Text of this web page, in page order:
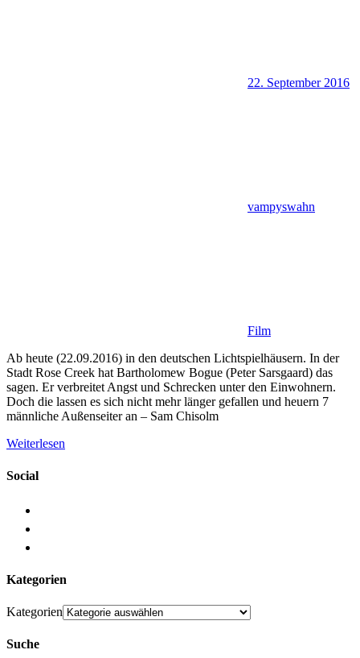
22. September 2016
vampyswahn
Film
Ab heute (22.09.2016) in den deutschen Lichtspielhäusern. In der
Stadt Rose Creek hat Bartholomew Bogue (Peter Sarsgaard) das
sagen. Er verbreitet Angst und Schrecken unter den Einwohnern.
Doch die lassen es sich nicht mehr länger gefallen und heuern 7
männliche Außenseiter an – Sam Chisolm
Weiterlesen
Social
Kategorien
Kategorien
Suche